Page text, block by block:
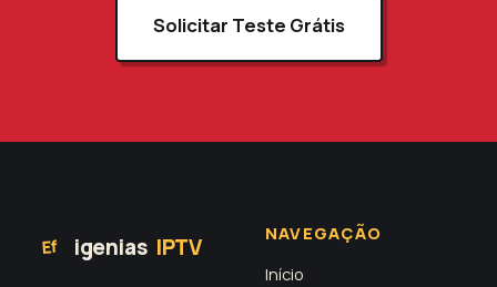
Solicitar Teste Grátis
Ef igenias IPTV
NAVEGAÇÃO
Início